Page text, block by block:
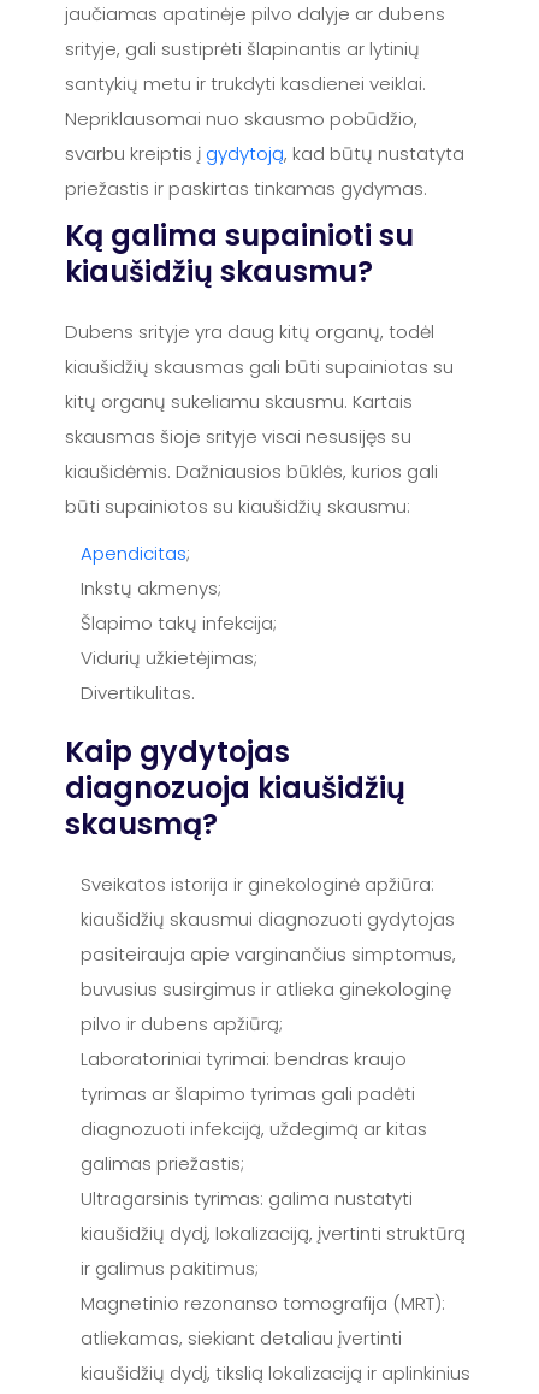
jaučiamas apatinėje pilvo dalyje ar dubens
srityje, gali sustiprėti šlapinantis ar lytinių
santykių metu ir trukdyti kasdienei veiklai.
Nepriklausomai nuo skausmo pobūdžio,
svarbu kreiptis į gydytoją, kad būtų nustatyta
priežastis ir paskirtas tinkamas gydymas.
Ką galima supainioti su
kiaušidžių skausmu?
Dubens srityje yra daug kitų organų, todėl
kiaušidžių skausmas gali būti supainiotas su
kitų organų sukeliamu skausmu. Kartais
skausmas šioje srityje visai nesusijęs su
kiaušidėmis. Dažniausios būklės, kurios gali
būti supainiotos su kiaušidžių skausmu:
Apendicitas;
Inkstų akmenys;
Šlapimo takų infekcija;
Vidurių užkietėjimas;
Divertikulitas.
Kaip gydytojas
diagnozuoja kiaušidžių
skausmą?
Sveikatos istorija ir ginekologinė apžiūra:
kiaušidžių skausmui diagnozuoti gydytojas
pasiteirauja apie varginančius simptomus,
buvusius susirgimus ir atlieka ginekologinę
pilvo ir dubens apžiūrą;
Laboratoriniai tyrimai: bendras kraujo
tyrimas ar šlapimo tyrimas gali padėti
diagnozuoti infekciją, uždegimą ar kitas
galimas priežastis;
Ultragarsinis tyrimas: galima nustatyti
kiaušidžių dydį, lokalizaciją, įvertinti struktūrą
ir galimus pakitimus;
Magnetinio rezonanso tomografija (MRT):
atliekamas, siekiant detaliau įvertinti
kiaušidžių dydį, tikslią lokalizaciją ir aplinkinius